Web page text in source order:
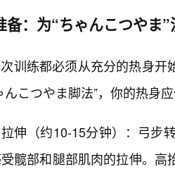
备：为“ちゃんこつやま
训练都必须从充分的热身开
んこつやま脚法”，你的热身
伸（约10-15分钟）：弓步
髋部和腿部肌肉的拉伸。